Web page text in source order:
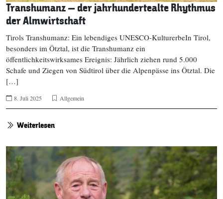
Transhumanz – der jahrhundertealte Rhythmus
der Almwirtschaft
Tirols Transhumanz: Ein lebendiges UNESCO-KulturerbeIn Tirol,
besonders im Ötztal, ist die Transhumanz ein
öffentlichkeitswirksames Ereignis: Jährlich ziehen rund 5.000
Schafe und Ziegen von Südtirol über die Alpenpässe ins Ötztal. Die
[…]
8. Juli 2025 Allgemein
Weiterlesen